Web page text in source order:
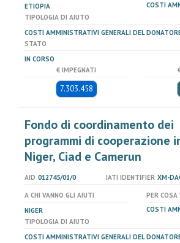
ETIOPIA
COSTI
TIPOLOGIA DI AIUTO
COSTI AMMINISTRATIVI GENERALI DEL
STATO
IN CORSO
€ IMPEGNATI
7.303.458
Fondo di coordinamento dei
programmi di cooperazione
Niger, Ciad e Camerun
AID 012745/01/0 IATI IDENTIFIER XM-
A CHI VANNO GLI AIUTI
NIGER
PER
COSTI
TIPOLOGIA DI AIUTO
COSTI AMMINISTRATIVI GENERALI DEL